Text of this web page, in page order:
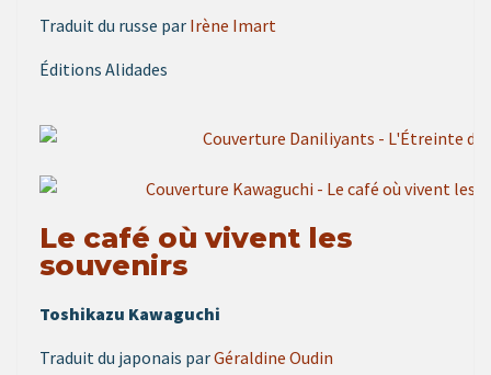
Traduit du russe par Irène Imart
Éditions Alidades
Le café où vivent les
souvenirs
Toshikazu Kawaguchi
Traduit du japonais parGéraldine Oudin